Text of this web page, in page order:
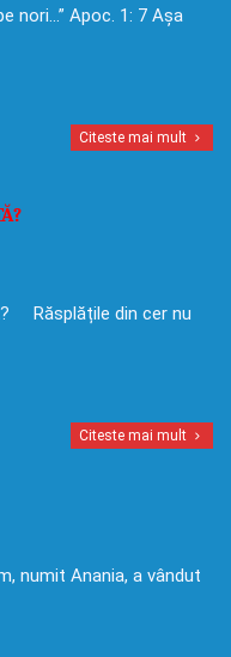
nori…” Apoc. 1: 7 Așa
Citeste mai mult
Răsplățile din cer nu
Citeste mai mult
numit Anania, a vândut